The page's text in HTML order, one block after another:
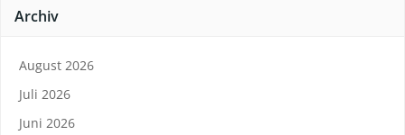
Archiv
August 2026
Juli 2026
Juni 2026